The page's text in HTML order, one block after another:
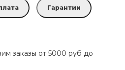
Гарантии
заказы от 5000 руб до